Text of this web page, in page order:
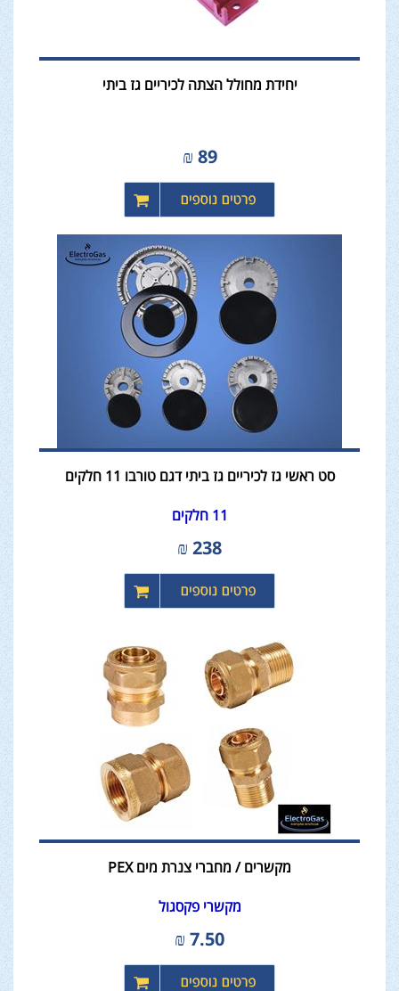
יחידת מחולל הצתה לכיריים גז ביתי
89
₪
סט ראשי גז לכיריים גז ביתי דגם טורבו 11 חלקים
11 חלקים
238
₪
מקשרים / מחברי צנרת מים PEX
מקשרי פקסגול
7.50
₪